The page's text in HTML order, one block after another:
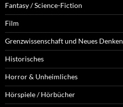
Fantasy / Science-Fiction
Film
Grenzwissenschaft und Neues Denken
Historisches
Horror & Unheimliches
Hörspiele / Hörbücher